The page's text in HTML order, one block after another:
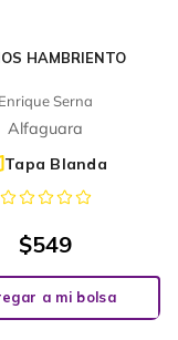
HAMBRIENTO
Enrique Serna
Alfaguara
Tapa Blanda
$549
a mi bolsa